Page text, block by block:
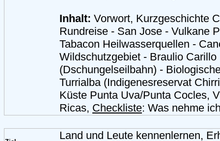
Inhalt: Vorwort, Kurzgeschichte
Rundreise - San Jose - Vulkane
Tabacon Heilwasserquellen -
Wildschutzgebiet - Braulio Carillo
(Dschungelseilbahn) -
Turrialba (Indigenesreservat
Küste Punta Uva/Punta Cocles,
Ricas, Checkliste: Was nehme
Land und Leute kennenlernen,